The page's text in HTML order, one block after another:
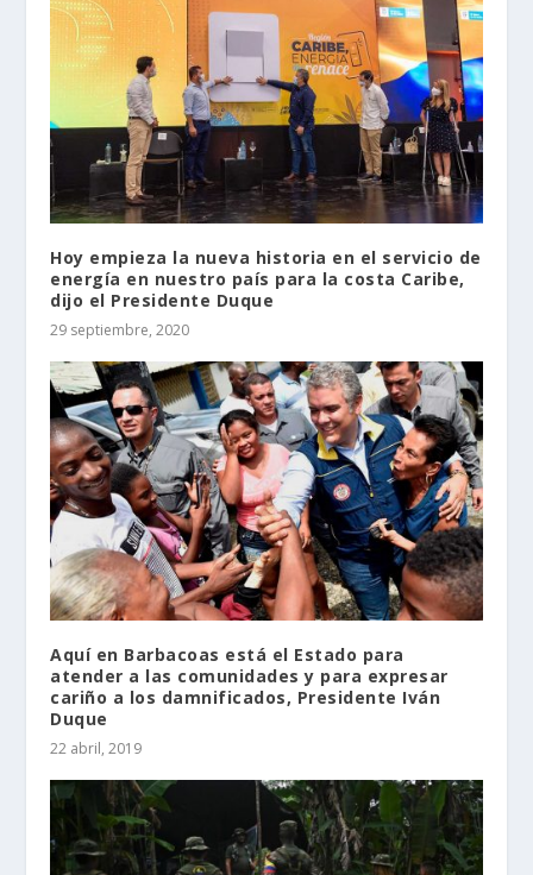
Hoy empieza la nueva historia en el servicio de
energía en nuestro país para la costa Caribe,
dijo el Presidente Duque
29 septiembre, 2020
Aquí en Barbacoas está el Estado para
atender a las comunidades y para expresar
cariño a los damnificados, Presidente Iván
Duque
22 abril, 2019